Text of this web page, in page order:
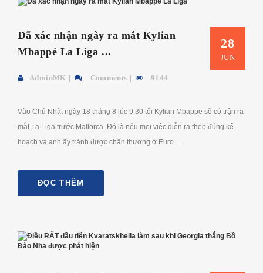
28
JUN
Đã xác nhận ngày ra mắt Kylian
Mbappé La Liga ...
AdminMK Comments 9144
Vào Chủ Nhật ngày 18 tháng 8 lúc 9:30 tối Kylian Mbappe sẽ có trận ra
mắt La Liga trước Mallorca. Đó là nếu mọi việc diễn ra theo đúng kế
hoạch và anh ấy tránh được chấn thương ở Euro....
ĐỌC THÊM